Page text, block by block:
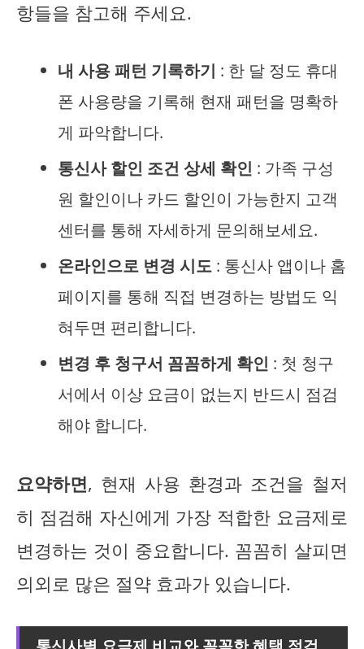
항들을 참고해 주세요.
내 사용 패턴 기록하기 : 한 달 정도 휴대
폰 사용량을 기록해 현재 패턴을 명확하
게 파악합니다.
통신사 할인 조건 상세 확인 : 가족 구성
원 할인이나 카드 할인이 가능한지 고객
센터를 통해 자세하게 문의해보세요.
온라인으로 변경 시도 : 통신사 앱이나 홈
페이지를 통해 직접 변경하는 방법도 익
혀두면 편리합니다.
변경 후 청구서 꼼꼼하게 확인 : 첫 청구
서에서 이상 요금이 없는지 반드시 점검
해야 합니다.
요약하면, 현재 사용 환경과 조건을 철저
히 점검해 자신에게 가장 적합한 요금제로
변경하는 것이 중요합니다. 꼼꼼히 살피면
의외로 많은 절약 효과가 있습니다.